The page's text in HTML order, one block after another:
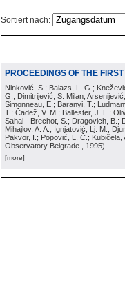
Sortiert nach:
PROCEEDINGS OF THE
Ninković, S.; Balazs, L. G.;
G.; Dimitrijević, S. Milan;
Simonneau, E.; Baranyi, T.;
T.; Čadež, V. M.; Ballester, J. L.;
Sahal - Brechot, S.; Dragovich, B.;
Mihajlov, A. A.; Ignjatović, Lj. M.;
Pakvor, I.; Popović, L. Č.;
Observatory Belgrade
, 1995)
[more]